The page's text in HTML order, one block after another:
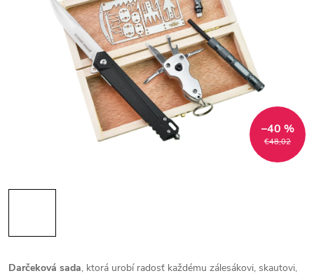
€48,02
–40 %
Darčeková sada, ktorá urobí radosť každému zálesákovi, skautovi,